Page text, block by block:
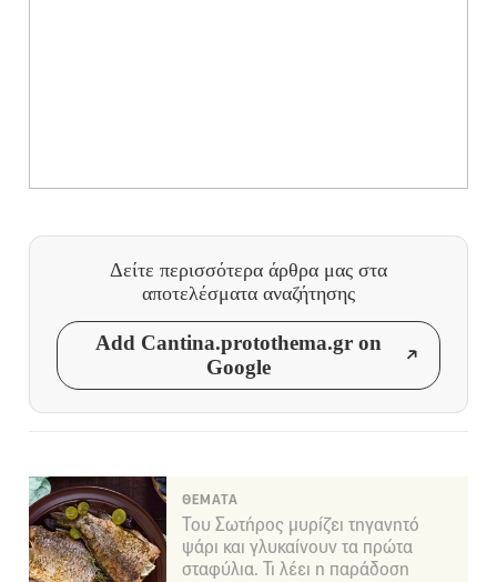
Δείτε περισσότερα άρθρα μας στα
αποτελέσματα αναζήτησης
Add Cantina.protothema.gr on
Google
ΘΕΜΑΤΑ
Του Σωτήρος μυρίζει τηγανητό
ψάρι και γλυκαίνουν τα πρώτα
σταφύλια. Τι λέει η παράδοση